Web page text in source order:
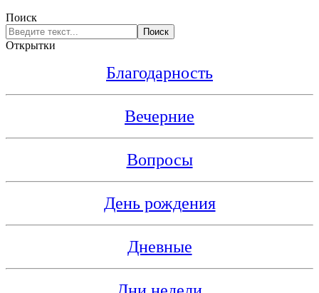
Поиск
Поиск
Открытки
Благодарность
Вечерние
Вопросы
День рождения
Дневные